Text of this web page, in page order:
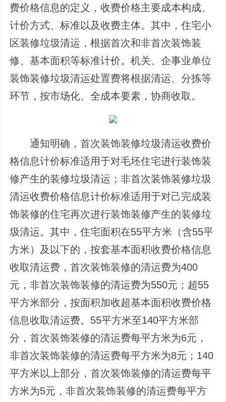
费价格信息的定义，收费价格主要成本构成、
计价方式、标准以及收费主体。其中，住宅小
区装修垃圾清运，根据首次和非首次装饰装
修、基本面积等标准计价。机关、企事业单位
装饰装修垃圾清运处置费将根据清运、分拣等
环节，按市场化、全成本要素，协商收取。
通知明确，首次装饰装修垃圾清运收费价
格信息计价标准适用于对毛坯住宅进行装饰装
修产生的装修垃圾清运；非首次装饰装修垃圾
清运收费价格信息计价标准适用于对己完成装
饰装修的住宅再次进行装饰装修产生的装修垃
圾清运。其中，住宅面积在55平方米（含55平
方米）及以下的，按套基本面积收费价格信息
收取清运费，首次装饰装修的清运费为400
元，非首次装饰装修的清运费为550元；超55
平方米部分，按面积加收超基本面积收费价格
信息收取清运费。55平方米至140平方米部
分，首次装饰装修的清运费每平方米为6元，
非首次装饰装修的清运费每平方米为8元；140
平方米以上部分，首次装饰装修的清运费每平
方米为5元，非首次装饰装修的清运费每平方